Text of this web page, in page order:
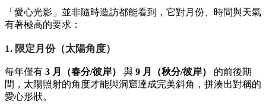
「愛心光影」並非隨時造訪都能看到，它對月份、時間與天氣
有著極高的要求：
1. 限定月份（太陽角度）
每年僅有 3 月（春分/彼岸） 與 9 月（秋分/彼岸）
的前後期
間，太陽照射的角度才能與洞窟達成完美斜角，拼湊出對稱的
愛心形狀。